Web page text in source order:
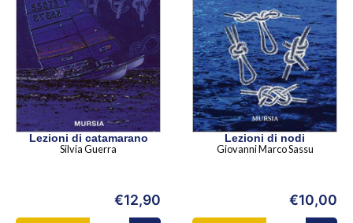
Lezioni di catamarano
Silvia Guerra
€12,90
Lezioni di nodi
Giovanni Marco Sassu
€10,00